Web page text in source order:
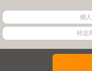
個
特定